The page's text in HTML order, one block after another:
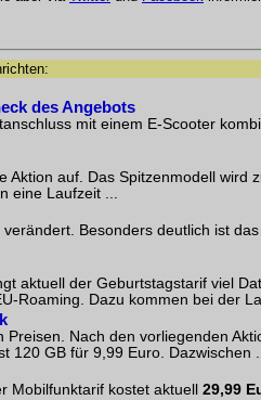
des Angebots
mit einem E-Scooter
auf. Das Spitzenmodell wird
eine Laufzeit ...
Besonders deutlich ist
aktuell der Geburtstagstarif viel
Roaming. Dazu kommen bei der
Nach den vorliegenden
120 GB für 9,99 Euro. Dazwischen
Mobilfunktarif kostet aktuell 29,99